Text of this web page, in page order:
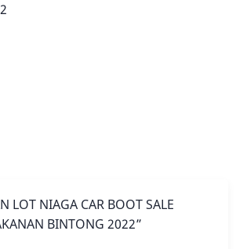
LOT NIAGA CAR BOOT SALE
BINTONG 2022”